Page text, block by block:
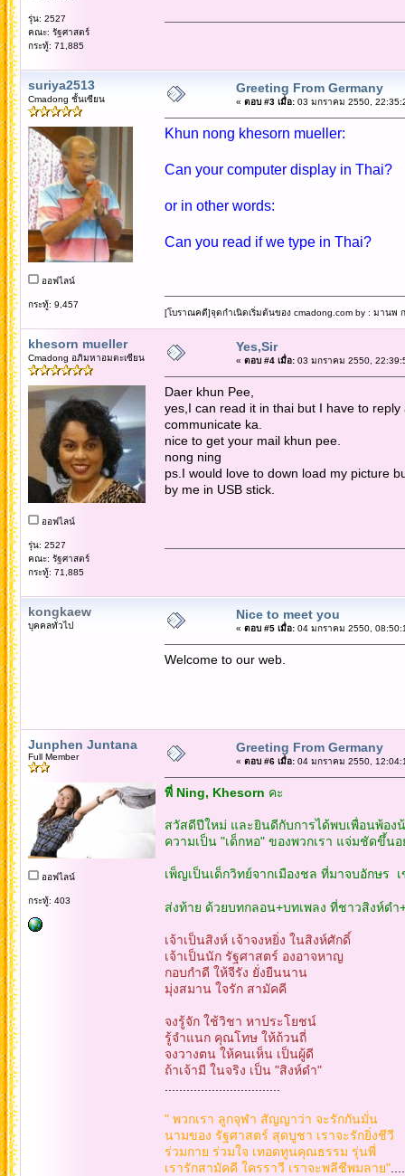
รุ่น: 2527
คณะ: รัฐศาสตร์
กระทู้: 71,885
suriya2513
Cmadong ชั้นเซียน
ออฟไลน์
กระทู้: 9,457
Greeting From Germany
« ตอบ #3 เมื่อ:03 มกราคม 2550,
Khun nong khesorn mueller:
Can your computer display in Thai?
or in other words:
Can you read if we type in Thai?
[โบราณคดี]จุดกำเนิดเริ่มต้นของ cmadong.com by : มานพ
khesorn mueller
Cmadong อภิมหาอมตะเซียน
ออฟไลน์
รุ่น: 2527
คณะ: รัฐศาสตร์
กระทู้: 71,885
Yes,Sir
« ตอบ #4 เมื่อ:03 มกราคม 2550,
Daer khun Pee,
yes,I can read it in thai but I have to
communicate ka.
nice to get your mail khun pee.
nong ning
ps.I would love to down load my picture
by me in USB stick.
kongkaew
บุคคลทั่วไป
Nice to meet you
« ตอบ #5 เมื่อ:04 มกราคม 2550,
Welcome to our web.
Junphen Juntana
Full Member
ออฟไลน์
กระทู้: 403
Greeting From Germany
« ตอบ #6 เมื่อ:04 มกราคม 2550,
พี่ Ning, Khesorn คะ
สวัสดีปีใหม่ และยินดีกับการได้พบเพื่อนพ้อง
ความเป็น "เด็กหอ" ของพวกเรา แจ่มชัดขึ้น
เพ็ญเป็นเด็กวิทย์จากเมืองชล ที่มาจบอักษร
ส่งท้าย ด้วยบทกลอน+บทเพลง ที่ชาวสิงห์ด
เจ้าเป็นสิงห์ เจ้าจงหยิ่ง ในสิงห์ศักดิ์
เจ้าเป็นนัก รัฐศาสตร์ องอาจหาญ
กอบกำดี ให้จีรัง ยั่งยืนนาน
มุ่งสมาน ใจรัก สามัคคี
จงรู้จัก ใช้วิชา หาประโยชน์
รู้จำแนก คุณโทษ ให้ถ้วนถี่
จงวางตน ให้คนเห็น เป็นผู้ดี
ถ้าเจ้ามี ในจริง เป็น "สิงห์ดำ"
" พวกเรา ลูกจุฬา สัญญาว่า จะรักกันมั่น
นามของ รัฐศาสตร์ สุดบูชา เราจะรักยิ่งชีวี
ร่วมกาย ร่วมใจ เทอดทูนคุณธรรม รุ่นพี่
เรารักสามัคคี ใครราวี เราจะพลีชีพมลาย"